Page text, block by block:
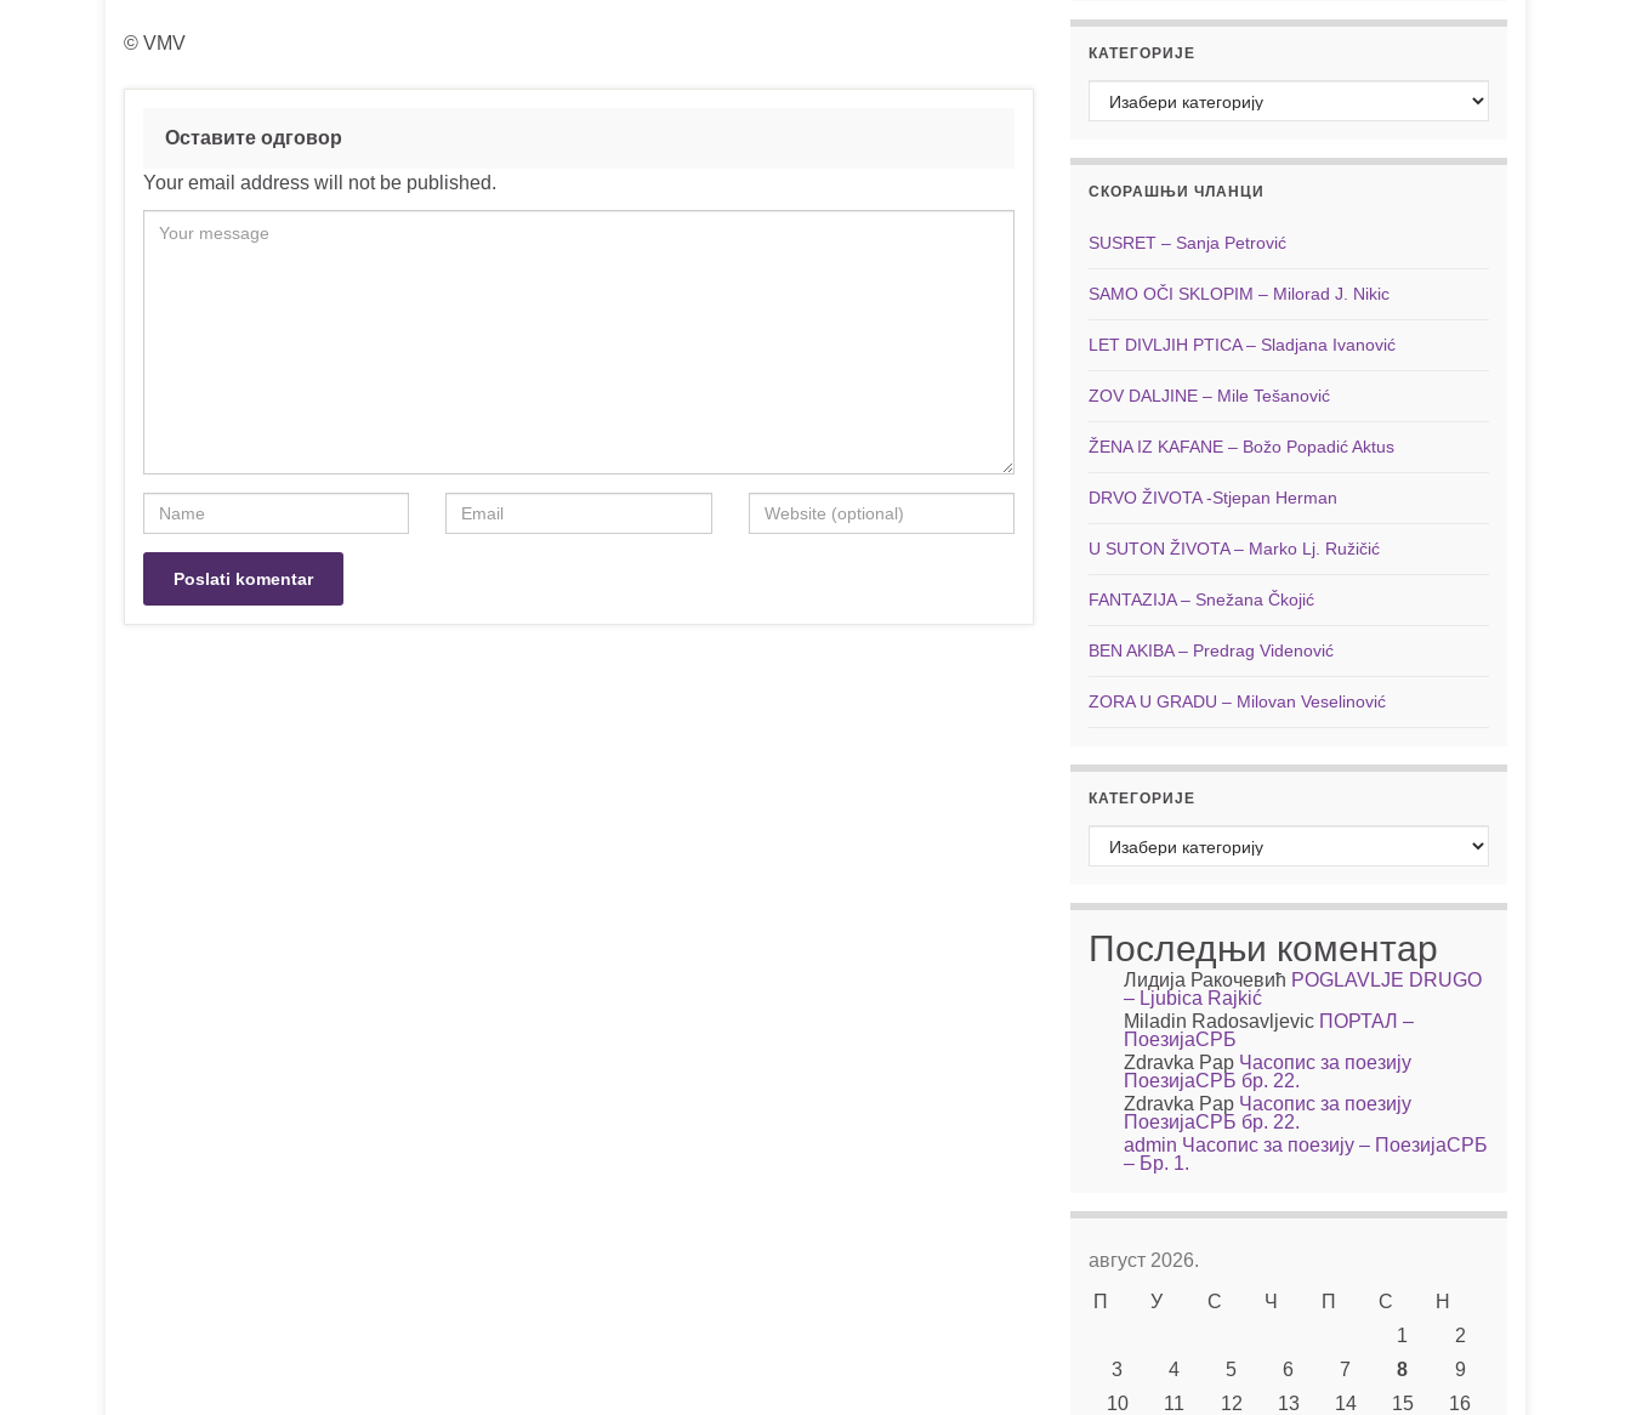
© VMV
Оставите одговор
Your email address will not be published.
КАТЕГОРИЈЕ
Категорије
СКОРАШЊИ ЧЛАНЦИ
SUSRET – Sanja Petrović
SAMO OČI SKLOPIM – Milorad J. Nikic
LET DIVLJIH PTICA – Sladjana Ivanović
ZOV DALJINE – Mile Tešanović
ŽENA IZ KAFANE – Božo Popadić Aktus
DRVO ŽIVOTA -Stjepan Herman
U SUTON ŽIVOTA – Marko Lj. Ružičić
FANTAZIJA – Snežana Čkojić
BEN AKIBA – Predrag Videnović
ZORA U GRADU – Milovan Veselinović
КАТЕГОРИЈЕ
Категорије
Последњи коментар
Лидија Ракочевић POGLAVLJE DRUGO
– Ljubica Rajkić
Miladin Radosavljevic ПОРТАЛ –
ПоезијаСРБ
Zdravka Pap Часопис за поезију
ПоезијаСРБ бр. 22.
Zdravka Pap Часопис за поезију
ПоезијаСРБ бр. 22.
admin Часопис за поезију – ПоезијаСРБ
– Бр. 1.
август 2026.
П
У С Ч П С
Н
1
2
3
4 5 6 7 8
9
10
11 12 13 14 15
16